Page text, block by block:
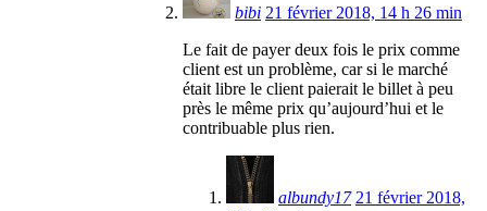
bibi 21 février 2018, 14 h 26 min
Le fait de payer deux fois le prix comme
client est un problème, car si le marché
était libre le client paierait le billet à peu
près le même prix qu’aujourd’hui et le
contribuable plus rien.
albundy17 21 février 2018,